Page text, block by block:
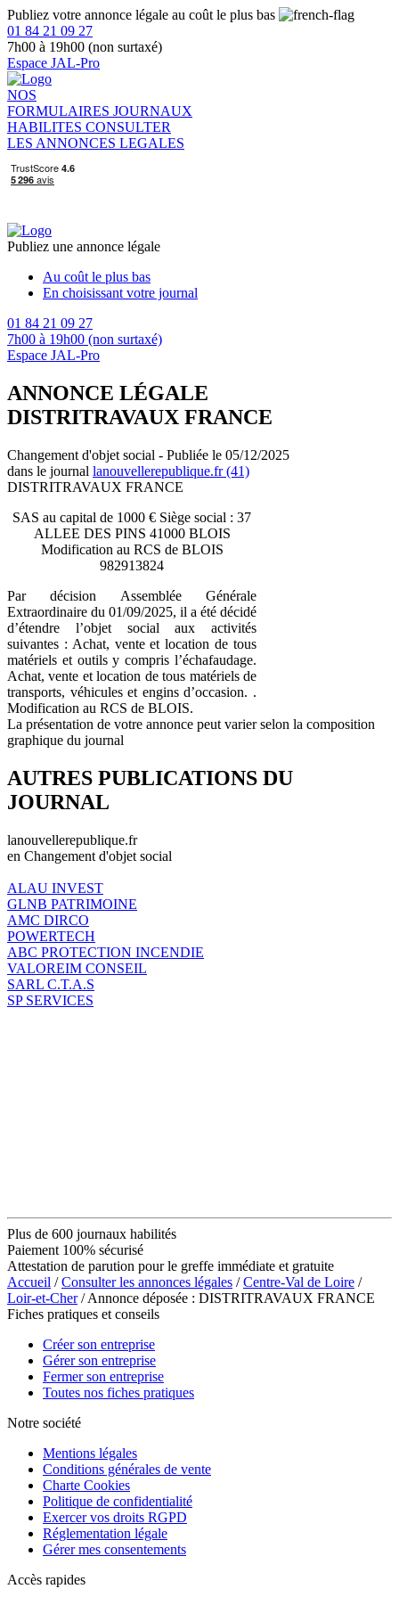
Publiez votre annonce légale au coût le plus bas
01 84 21 09 27
7h00 à 19h00 (non surtaxé)
Espace JAL-Pro
NOS
FORMULAIRES JOURNAUX
HABILITES CONSULTER
LES ANNONCES LEGALES
Publiez une annonce légale
Au coût le plus bas
En choisissant votre journal
01 84 21 09 27
7h00 à 19h00 (non surtaxé)
Espace JAL-Pro
ANNONCE LÉGALE
DISTRITRAVAUX FRANCE
Changement d'objet social - Publiée le 05/12/2025
dans le journal lanouvellerepublique.fr (41)
DISTRITRAVAUX FRANCE
SAS au capital de 1000 € Siège social : 37
ALLEE DES PINS 41000 BLOIS
Modification au RCS de BLOIS
982913824
Par décision Assemblée Générale
Extraordinaire du 01/09/2025, il a été décidé
d’étendre l’objet social aux activités
suivantes : Achat, vente et location de tous
matériels et outils y compris l’échafaudage.
Achat, vente et location de tous matériels de
transports, véhicules et engins d’occasion. .
Modification au RCS de BLOIS.
La présentation de votre annonce peut varier selon la composition
graphique du journal
AUTRES PUBLICATIONS DU
JOURNAL
lanouvellerepublique.fr
en Changement d'objet social
ALAU INVEST
GLNB PATRIMOINE
AMC DIRCO
POWERTECH
ABC PROTECTION INCENDIE
VALOREIM CONSEIL
SARL C.T.A.S
SP SERVICES
Plus de 600 journaux habilités
Paiement 100% sécurisé
Attestation de parution pour le greffe immédiate et gratuite
Accueil /Consulter les annonces légales /Centre-Val de Loire /
Loir-et-Cher/ Annonce déposée : DISTRITRAVAUX FRANCE
Fiches pratiques et conseils
Créer son entreprise
Gérer son entreprise
Fermer son entreprise
Toutes nos fiches pratiques
Notre société
Mentions légales
Conditions générales de vente
Charte Cookies
Politique de confidentialité
Exercer vos droits RGPD
Réglementation légale
Gérer mes consentements
Accès rapides